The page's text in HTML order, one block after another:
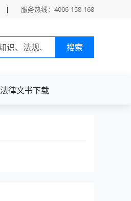
| 服务热线：4006-158-168
搜索
法律文书下载